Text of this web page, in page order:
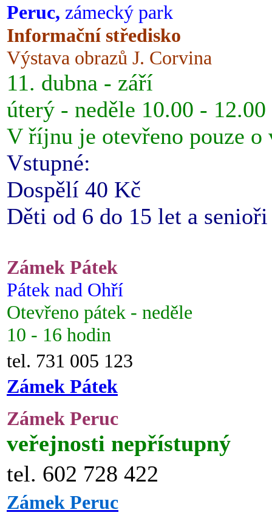
Peruc, zámecký park
Informační středisko
Výstava obrazů J. Corvina
11. dubna - září
úterý - neděle 10.00 -
V říjnu je otevřeno pouze o
Vstupné:
Dospělí 40 Kč
Děti od 6 do 15 let a
Zámek Pátek
Pátek nad Ohří
Otevřeno pátek - neděle
10 - 16 hodin
tel. 731 005 123
Zámek Pátek
Zámek Peruc
veřejnosti nepřístupný
tel. 602 728 422
Zámek Peruc